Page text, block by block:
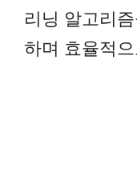
리닝 알고리
하며 효율적